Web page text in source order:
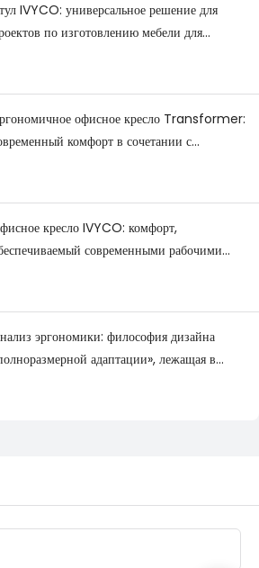
IVYCO: универсальное решение для
по изготовлению мебели для
офисное кресло Transformer:
комфорт в сочетании с
кресло IVYCO: комфорт,
современными рабочими
эргономики: философия дизайна
адаптации», лежащая в